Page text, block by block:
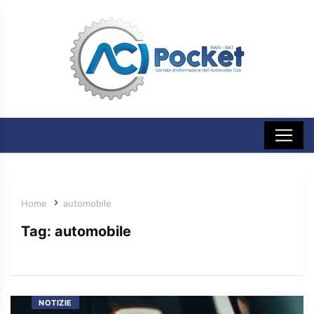
Home automobile
Tag: automobile
NOTIZIE